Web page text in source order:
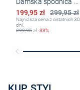
299,95 zł
Obniżona cena
199,95 zł
Najniższa cena z ostatnich 30
dni:
299,95zł-33%